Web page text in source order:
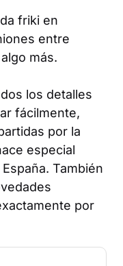
friki en
entre
más.
los detalles
fácilmente,
por la
especial
También
por